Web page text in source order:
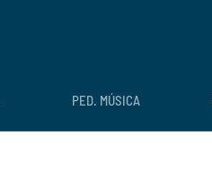
PED. MÚSICA